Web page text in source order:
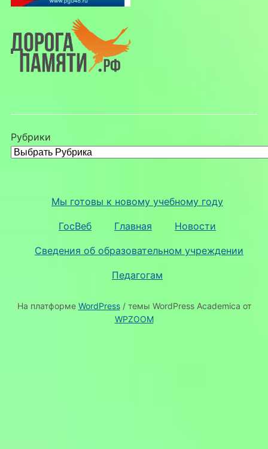
Рубрики
Мы готовы к новому учебному году
ГосВеб Главная Новости
Сведения об образовательном учреждении
Педагогам
На платформе WordPress/ темы WordPress Academica от
WPZOOM